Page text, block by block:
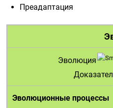
Преадаптация
Эволюция
Эволюционные процессы